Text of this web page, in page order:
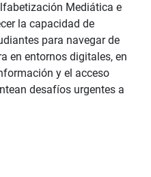
Mediática e
la capacidad de
para navegar de
en entornos digitales, en
y el acceso
desafíos urgentes a